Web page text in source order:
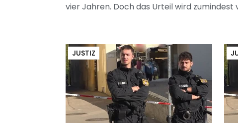
vier Jahren. Doch das Urteil wird
JUSTIZ